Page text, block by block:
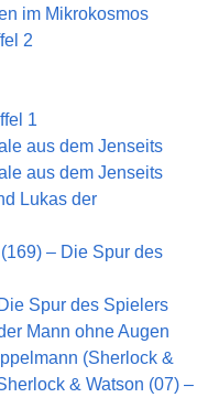
im Mikrokosmos
2
1
aus dem Jenseits
aus dem Jenseits
Lukas der
– Die Spur des
Spur des Spielers
Mann ohne Augen
(Sherlock &
& Watson (07) –